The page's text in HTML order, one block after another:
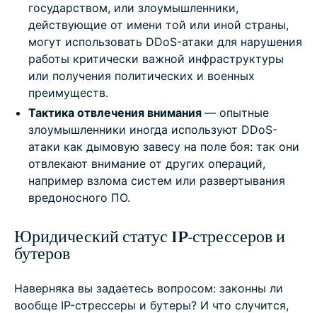
государством, или злоумышленники,
действующие от имени той или иной страны,
могут использовать DDoS-атаки для нарушения
работы критически важной инфраструктуры
или получения политических и военных
преимуществ.
Тактика отвлечения внимания — опытные
злоумышленники иногда используют DDoS-
атаки как дымовую завесу на поле боя: так они
отвлекают внимание от других операций,
например взлома систем или развертывания
вредоносного ПО.
Юридический статус IP-стрессеров и
бутеров
Наверняка вы задаетесь вопросом: законны ли
вообще IP-стрессеры и бутеры? И что случится,